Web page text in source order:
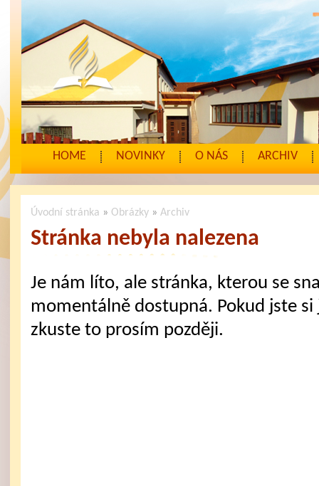
HOME NOVINKY O NÁS ARCHIV
Úvodní stránka » Obrázky »Archiv
Stránka nebyla nalezena
Je nám líto, ale stránka, kterou se
momentálně dostupná. Pokud jste
zkuste to prosím později.